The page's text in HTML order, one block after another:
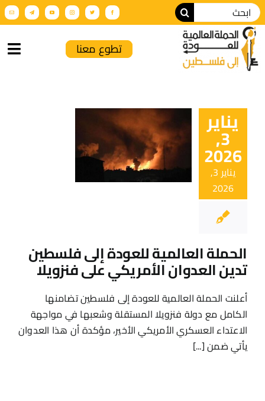
من نحن
أنشطة الحملة
الإنتاج الإعلامي
EN
تطوع معنا
يناير
3,
2026
يناير 3,
2026
فلسطين تدين
العدوان
الأمريكي على
فنزويلا
الحملة العالمية للعودة إلى فلسطين
تدين العدوان الأمريكي على فنزويلا
أعلنت الحملة العالمية للعودة إلى فلسطين تضامنها
الكامل مع دولة فنزويلا المستقلة وشعبها في مواجهة
الاعتداء العسكري الأمريكي الأخير، مؤكدة أن هذا العدوان
يأتي ضمن [...]